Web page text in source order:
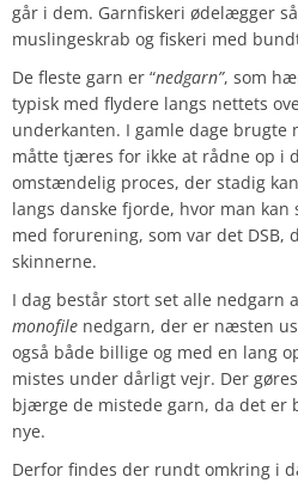
går i dem. Garnfiskeri ødelægger
muslingeskrab og fiskeri med
De fleste garn er “nedgarn”, som
typisk med flydere langs nettets
underkanten. I gamle dage brugte
måtte tjæres for ikke at rådne op i
omstændelig proces, der stadig
langs danske fjorde, hvor man
med forurening, som var det DSB,
skinnerne.
I dag består stort set alle nedgarn
monofile nedgarn, der er næsten
også både billige og med en lang
mistes under dårligt vejr. Der
bjærge de mistede garn, da det er
nye.
Derfor findes der rundt omkring i